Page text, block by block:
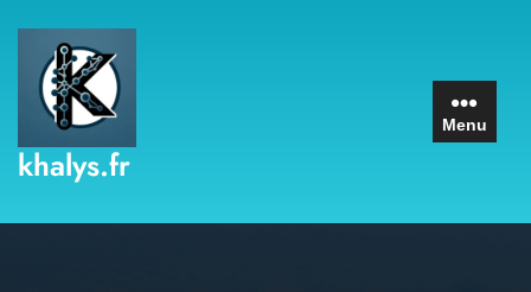
content
khalys.fr
Menu